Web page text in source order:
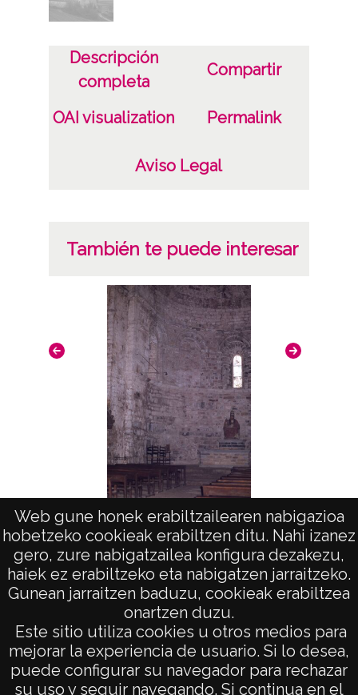
Web gune honek erabiltzailearen nabigazioa
hobetzeko cookieak erabiltzen ditu. Nahi izanez
gero, zure nabigatzailea konfigura dezakezu,
haiek ez erabiltzeko eta nabigatzen jarraitzeko.
Gunean jarraitzen baduzu, cookieak erabiltzea
onartzen duzu.
Este sitio utiliza cookies u otros medios para
mejorar la experiencia de usuario. Si lo desea,
puede configurar su navegador para rechazar
su uso y seguir navegando. Si continua en el
Descripción
completa
Compartir
OAI visualization Permalink
Aviso Legal
También te puede interesar
Arte en Huesca: Hecho
AVISO LEGAL
POLÍTICA DE PRIVACIDAD
ACCESIBILIDAD